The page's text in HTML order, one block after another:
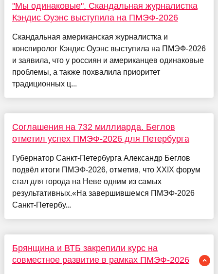
"Мы одинаковые". Скандальная журналистка
Кэндис Оуэнс выступила на ПМЭФ-2026
Скандальная американская журналистка и
конспиролог Кэндис Оуэнс выступила на ПМЭФ-2026
и заявила, что у россиян и американцев одинаковые
проблемы, а также похвалила приоритет
традиционных ц...
Соглашения на 732 миллиарда. Беглов
отметил успех ПМЭФ-2026 для Петербурга
​Губернатор Санкт-Петербурга Александр Беглов
подвёл итоги ПМЭФ-2026, отметив, что XXIX форум
стал для города на Неве одним из самых
результативных.«На завершившемся ПМЭФ-2026
Санкт‑Петербу...
Брянщина и ВТБ закрепили курс на
совместное развитие в рамках ПМЭФ-2026